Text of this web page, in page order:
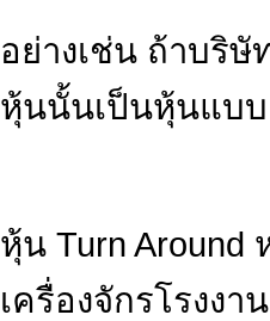
อย่างเช่น ถ้าบริษั
หุ้นนั้นเป็นหุ้นแบบ
หุ้น Turn Around
เครื่องจักรโรงง